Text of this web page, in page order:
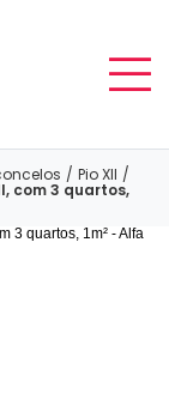
/ Pio XII /
com 3 quartos,